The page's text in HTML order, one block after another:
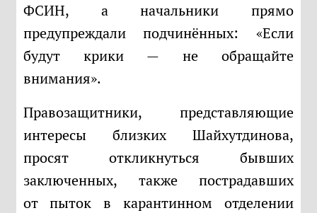
ФСИН, а начальники прямо
предупреждали подчинённых: «Если
будут крики — не обращайте
внимания».
Правозащитники, представляющие
интересы близких Шайхутдинова,
просят откликнуться бывших
заключенных, также пострадавших
от пыток в карантинном отделении